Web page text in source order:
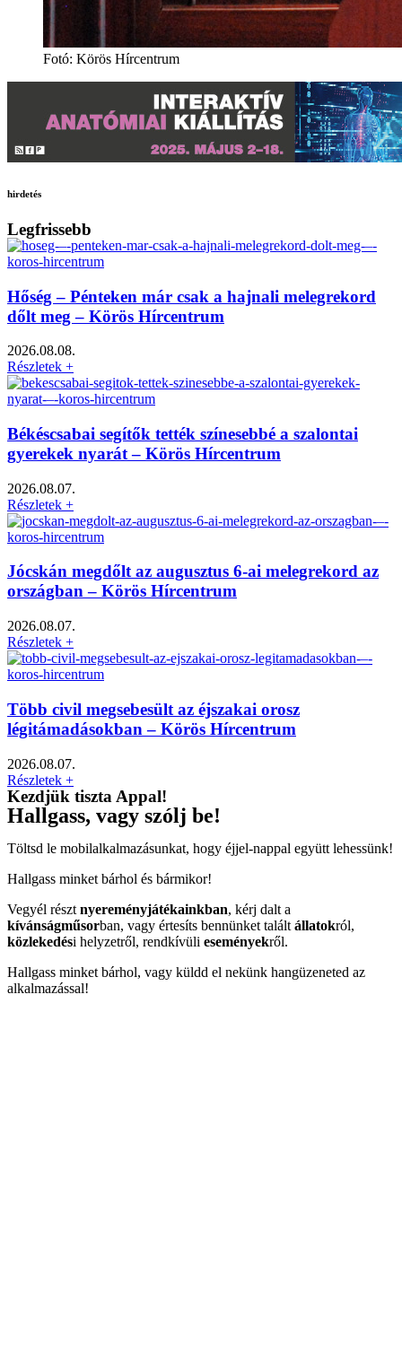
Fotó: Körös Hírcentrum
hirdetés
Legfrissebb
Hőség – Pénteken már csak a hajnali melegrekord
dőlt meg – Körös Hírcentrum
2026.08.08.
Részletek +
Békéscsabai segítők tették színesebbé a szalontai
gyerekek nyarát – Körös Hírcentrum
2026.08.07.
Részletek +
Jócskán megdőlt az augusztus 6-ai melegrekord az
országban – Körös Hírcentrum
2026.08.07.
Részletek +
Több civil megsebesült az éjszakai orosz
légitámadásokban – Körös Hírcentrum
2026.08.07.
Részletek +
Kezdjük tiszta Appal!
Hallgass, vagy szólj be!
Töltsd le mobilalkalmazásunkat, hogy éjjel-nappal együtt lehessünk!
Hallgass minket bárhol és bármikor!
Vegyél részt nyereményjátékainkban, kérj dalt a
kívánságműsorban, vagy értesíts bennünket talált állatokról,
közlekedési helyzetről, rendkívüli eseményekről.
Hallgass minket bárhol, vagy küldd el nekünk hangüzeneted az
alkalmazással!